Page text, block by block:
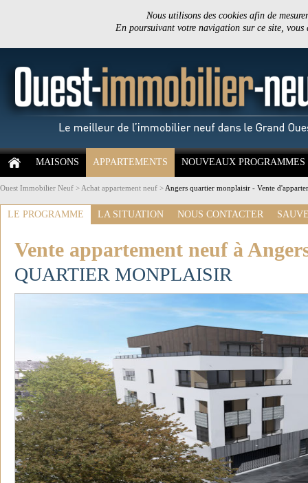
Nous utilisons des cookies afin de
En poursuivant votre navigation sur ce site,
MAISONS APPARTEMENTS NOUVEAUX PROGRAMMES
Ouest Immobilier Neuf > Achat appartement neuf > Angers quartier monplaisir - Vente
LE PROGRAMME LA SITUATION NOUS CONTACTER
Vente appartement neuf à
QUARTIER MONPLAISIR